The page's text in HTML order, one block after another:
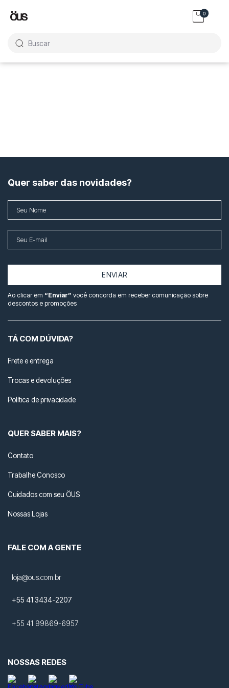
0
Quer saber das novidades?
ENVIAR
Ao clicar em “Enviar” você concorda em receber comunicação sobre
descontos e promoções
TÁ COM DÚVIDA?
Frete e entrega
Trocas e devoluções
Política de privacidade
QUER SABER MAIS?
Contato
Trabalhe Conosco
Cuidados com seu ÖUS
Nossas Lojas
FALE COM A GENTE
loja@ous.com.br
+55 41 3434-2207
+55 41 99869-6957
NOSSAS REDES